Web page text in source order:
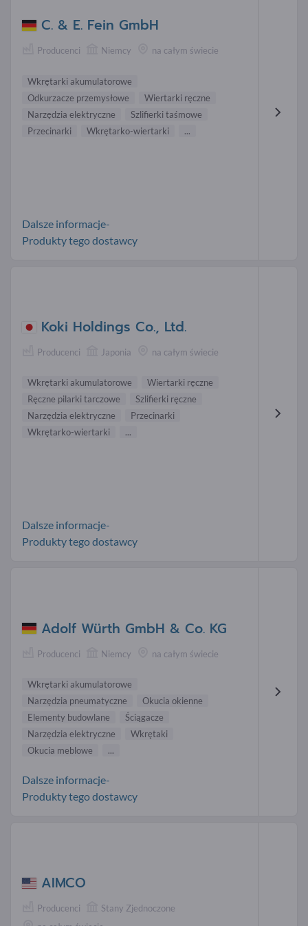
C. & E. Fein GmbH
Producenci Niemcy na całym świecie
Wkrętarki akumulatorowe
Odkurzacze przemysłowe
Wiertarki ręczne
Narzędzia elektryczne
Szlifierki taśmowe
Przecinarki
Wkrętarko-wiertarki ...
Dalsze informacje-
Produkty tego dostawcy
Koki Holdings Co., Ltd.
Producenci Japonia na całym świecie
Wkrętarki akumulatorowe
Wiertarki ręczne
Ręczne pilarki tarczowe
Szlifierki ręczne
Narzędzia elektryczne
Przecinarki
Wkrętarko-wiertarki
...
Dalsze informacje-
Produkty tego dostawcy
Adolf Würth GmbH & Co. KG
Producenci Niemcy na całym świecie
Wkrętarki akumulatorowe
Narzędzia pneumatyczne
Okucia okienne
Elementy budowlane
Ściągacze
Narzędzia elektryczne
Wkrętaki
Okucia meblowe
...
Dalsze informacje-
Produkty tego dostawcy
AIMCO
Producenci
Stany Zjednoczone